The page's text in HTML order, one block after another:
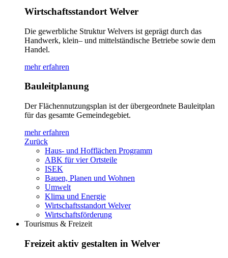
Wirtschaftsstandort Welver
Die gewerbliche Struktur Welvers ist geprägt durch das
Handwerk, klein– und mittelständische Betriebe sowie dem
Handel.
mehr erfahren
Bauleitplanung
Der Flächennutzungsplan ist der übergeordnete Bauleitplan
für das gesamte Gemeindegebiet.
mehr erfahren
Zurück
Haus- und Hofflächen Programm
ABK für vier Ortsteile
ISEK
Bauen, Planen und Wohnen
Umwelt
Klima und Energie
Wirtschaftsstandort Welver
Wirtschaftsförderung
Tourismus & Freizeit
Freizeit aktiv gestalten in Welver